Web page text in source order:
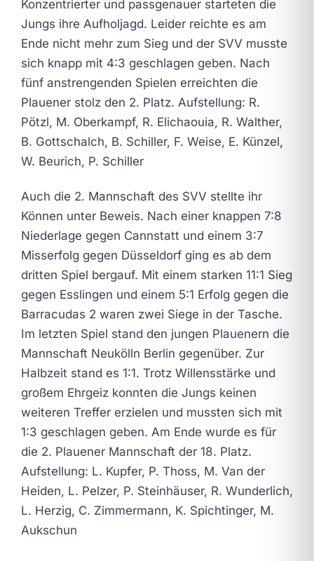
Konzentrierter und passgenauer starteten die
Jungs ihre Aufholjagd. Leider reichte es am
Ende nicht mehr zum Sieg und der SVV musste
sich knapp mit 4:3 geschlagen geben. Nach
fünf anstrengenden Spielen erreichten die
Plauener stolz den 2. Platz. Aufstellung: R.
Pötzl, M. Oberkampf, R. Elichaouia, R. Walther,
B. Gottschalch, B. Schiller, F. Weise, E. Künzel,
W. Beurich, P. Schiller
Auch die 2. Mannschaft des SVV stellte ihr
Können unter Beweis. Nach einer knappen 7:8
Niederlage gegen Cannstatt und einem 3:7
Misserfolg gegen Düsseldorf ging es ab dem
dritten Spiel bergauf. Mit einem starken 11:1 Sieg
gegen Esslingen und einem 5:1 Erfolg gegen die
Barracudas 2 waren zwei Siege in der Tasche.
Im letzten Spiel stand den jungen Plauenern die
Mannschaft Neukölln Berlin gegenüber. Zur
Halbzeit stand es 1:1. Trotz Willensstärke und
großem Ehrgeiz konnten die Jungs keinen
weiteren Treffer erzielen und mussten sich mit
1:3 geschlagen geben. Am Ende wurde es für
die 2. Plauener Mannschaft der 18. Platz.
Aufstellung: L. Kupfer, P. Thoss, M. Van der
Heiden, L. Pelzer, P. Steinhäuser, R. Wunderlich,
L. Herzig, C. Zimmermann, K. Spichtinger, M.
Aukschun